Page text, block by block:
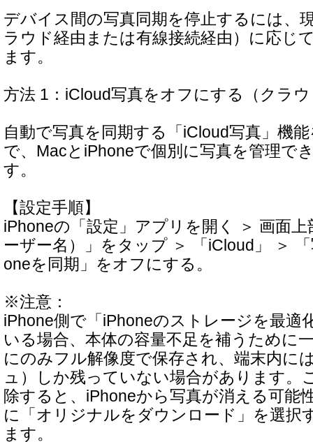
デバイス間の写真同期を停止するには、
ラウド経由または有線接続経由）に応じ
ます。
方法 1：iCloud写真をオフにする（クラ
自動で写真を同期する「iCloud写真」機
で、MacとiPhoneで個別に写真を管理で
す。
【設定手順】
iPhoneの「設定」アプリを開く ＞ 画面
ーザー名）」をタップ ＞ 「iCloud」 ＞
oneを同期」をオフにする。
※注意：
iPhone側で「iPhoneのストレージを最適
いる場合、本体の容量不足を補うために
にのみフル解像度で保存され、端末内に
ュ）しか残っていない場合があります。
除すると、iPhoneから写真が消える可能
に「オリジナルをダウンロード」を選択
ます。